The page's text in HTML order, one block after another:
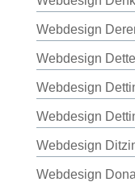
Webdesign
Webdesign
Webdesign
Webdesign
Webdesign
Webdesign